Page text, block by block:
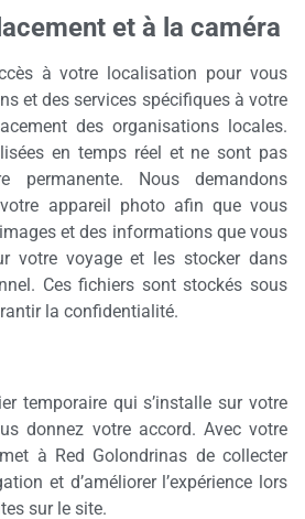
et à la caméra
à votre localisation pour vous
et des services spécifiques à votre
des organisations locales.
en temps réel et ne sont pas
permanente. Nous demandons
appareil photo afin que vous
et des informations que vous
votre voyage et les stocker dans
Ces fichiers sont stockés sous
la confidentialité.
temporaire qui s’installe sur votre
donnez votre accord. Avec votre
à Red Golondrinas de collecter
et d’améliorer l’expérience lors
sur le site.